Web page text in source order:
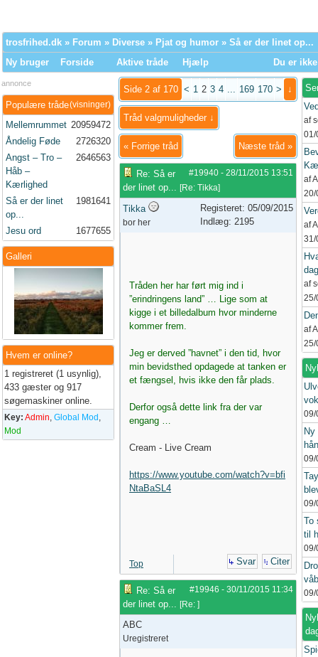
trosfrihed.dk » Forum » Diverse » Pjat og humor » Så er der linet op...
Ny bruger
Forside Aktive tråde Hjælp Du er
annonce
(visninger)
Populære tråde
Mellemrummet 20959472
Åndelig Føde
2726320
Angst – Tro –
Håb –
Kærlighed
2646563
Så er der linet
op...
1981641
Jesu ord 1677655
Galleri
Hvem er online?
1 registreret (1 usynlig),
433 gæster og 917
søgemaskiner online.
Key: Admin, Global Mod ,
Mod
Side 2 af 170 < 1 2 3 4 ... 169 170 > ↓
Tråd valgmuligheder ↓
« Forrige tråd Næste tråd »
#19940 - 28/11/2015 13:51
Re: Så er
der linet op... [Re: Tikka]
Tikka
bor her
Registeret: 05/09/2015
Indlæg: 2195
Tråden her har ført mig ind i
”erindringens land” … Lige som at
kigge i et billedalbum hvor minderne
kommer frem.
Jeg er derved ”havnet” i den tid, hvor
min bevidsthed opdagede at tanken er
et fængsel, hvis ikke den får plads.
Derfor også dette link fra der var
engang …
Cream - Live Cream
https://www.youtube.com/watch?v=bfi
NtaBaSL4
Top Svar Citer
#19946 - 30/11/2015 11:34
Re: Så er
der linet op... [Re: ]
ABC
Uregistreret
af
01/
af
20/
af
31/
af
25/
af
25/
09/
09/
09/
To
til
09/
09/